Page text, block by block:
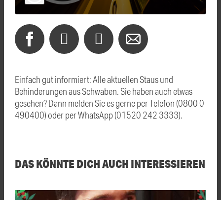
Einfach gut informiert: Alle aktuellen Staus und
Behinderungen aus Schwaben. Sie haben auch etwas
gesehen? Dann melden Sie es gerne per Telefon (0800 0
490400) oder per WhatsApp (01520 242 3333).
DAS KÖNNTE DICH AUCH INTERESSIEREN